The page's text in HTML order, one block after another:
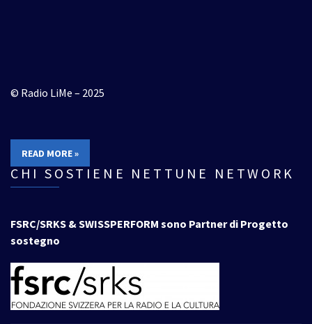
© Radio LiMe – 2025
READ MORE »
CHI SOSTIENE NETTUNE NETWORK
FSRC/SRKS & SWISSPERFORM sono Partner di Progetto
sostegno